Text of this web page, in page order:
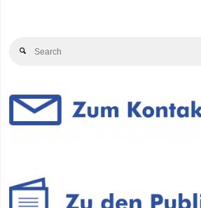
Search